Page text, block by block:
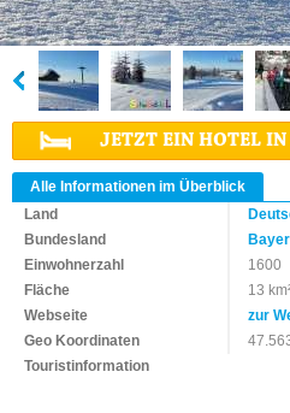
JETZT EIN HOTEL IN
Alle Informationen im Überblick
Land
Bundesland
Einwohnerzahl
1600
Fläche
13
Webseite
zur
Geo Koordinaten
Touristinformation